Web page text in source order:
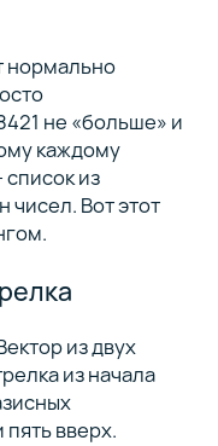
нормально
не «больше» и
каждому
из
чисел. Вот этот
из двух
из начала
вверх.